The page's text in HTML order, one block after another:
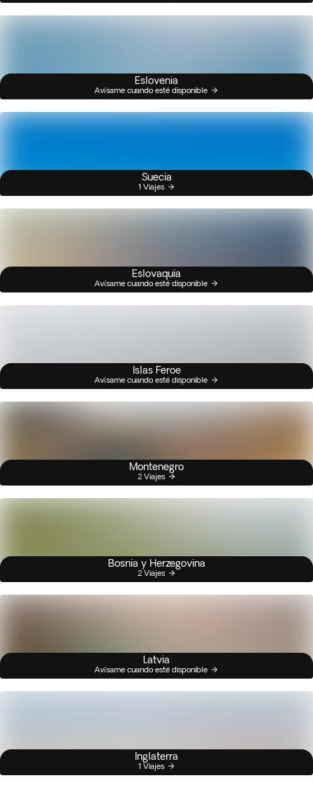
Eslovenia
Avísame cuando esté disponible
Suecia
1 Viajes
Eslovaquia
Avísame cuando esté disponible
Islas Feroe
Avísame cuando esté disponible
Montenegro
2 Viajes
Bosnia y Herzegovina
2 Viajes
Latvia
Avísame cuando esté disponible
Inglaterra
1 Viajes